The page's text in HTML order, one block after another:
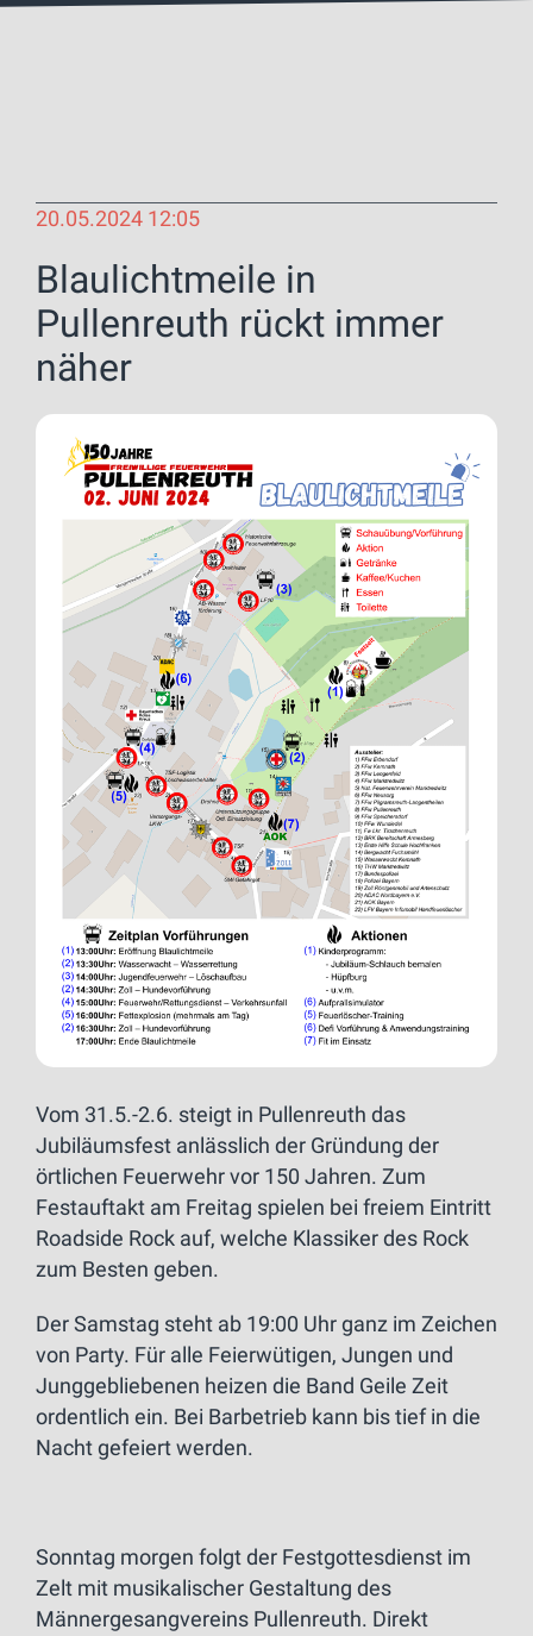
20.05.2024 12:05
Blaulichtmeile in
Pullenreuth rückt immer
näher
Vom 31.5.-2.6. steigt in Pullenreuth das
Jubiläumsfest anlässlich der Gründung der
örtlichen Feuerwehr vor 150 Jahren. Zum
Festauftakt am Freitag spielen bei freiem Eintritt
Roadside Rock auf, welche Klassiker des Rock
zum Besten geben.
Der Samstag steht ab 19:00 Uhr ganz im Zeichen
von Party. Für alle Feierwütigen, Jungen und
Junggebliebenen heizen die Band Geile Zeit
ordentlich ein. Bei Barbetrieb kann bis tief in die
Nacht gefeiert werden.
Sonntag morgen folgt der Festgottesdienst im
Zelt mit musikalischer Gestaltung des
Männergesangvereins Pullenreuth. Direkt